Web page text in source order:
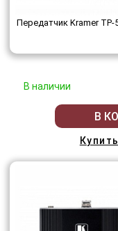
Передатчик Kramer TP-
В наличии
В